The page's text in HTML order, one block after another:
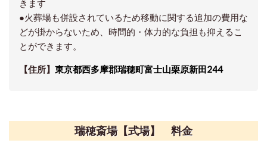
きます
●火葬場も併設されているため移動に関する追加の費用な
どが掛からないため、時間的・体力的な負担も抑えるこ
とができます。
【住所】 東京都西多摩郡瑞穂町富士山栗原新田244
瑞穂斎場【式場】 料金